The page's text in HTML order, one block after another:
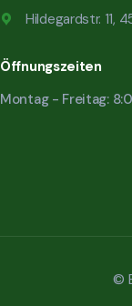
Hildegardstr. 11,
Öffnungszeiten
Montag - Freitag:
©